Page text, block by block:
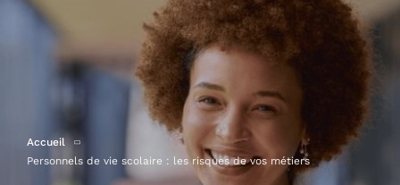
Accueil
Personnels de vie scolaire : les risques de vos métiers